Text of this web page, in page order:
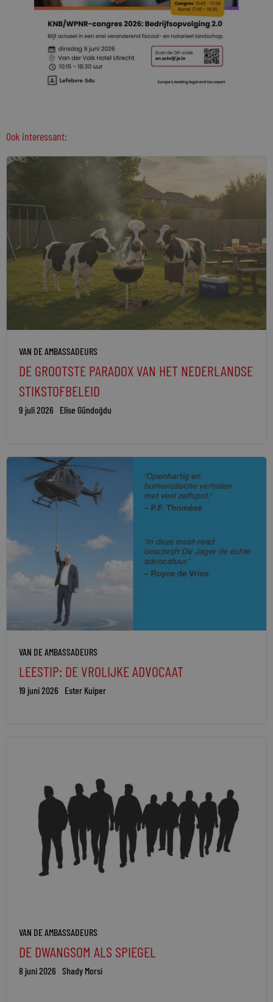
Ook interessant:
VAN DE AMBASSADEURS
DE GROOTSTE PARADOX VAN HET NEDERLANDSE
STIKSTOFBELEID
9 juli 2026 Elise Gündoğdu
VAN DE AMBASSADEURS
LEESTIP: DE VROLIJKE ADVOCAAT
19 juni 2026 Ester Kuiper
VAN DE AMBASSADEURS
DE DWANGSOM ALS SPIEGEL
8 juni 2026 Shady Morsi